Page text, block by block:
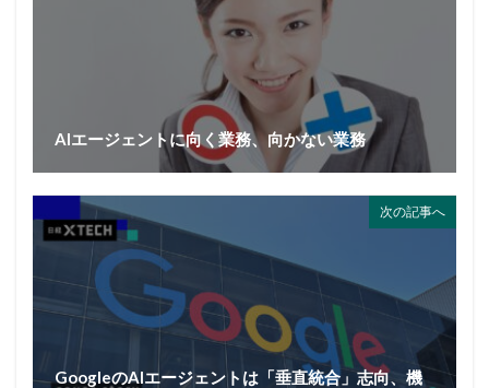
AIエージェントに向く業務、向かない業務
次の記事へ
GoogleのAIエージェントは「垂直統合」志向、機